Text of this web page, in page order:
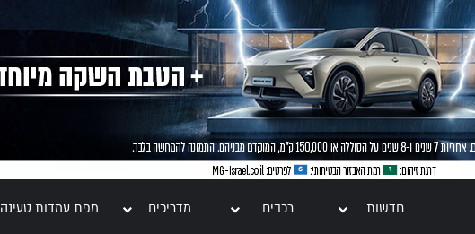
חדשות רכבים מדריכים מפת עמדות טעינה